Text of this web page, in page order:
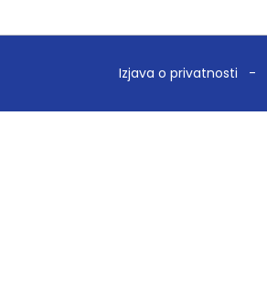
Izjava o privatnosti -